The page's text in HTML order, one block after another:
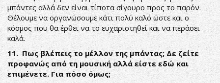
μπάντες αλλά δεν είναι τίποτα σίγουρο προς το παρόν.
Θέλουμε να οργανώσουμε κάτι πολύ καλό ώστε και ο
κόσμος που θα έρθει να το ευχαριστηθεί και να περάσει
καλά.
11. Πως βλέπεις το μέλλον της μπάντας; Δε ζείτε
προφανώς από τη μουσική αλλά είστε εδώ και
επιμένετε. Για πόσο όμως;